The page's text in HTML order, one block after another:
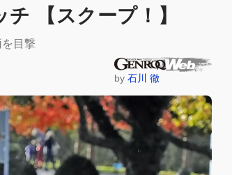
【スクープ！】
を目撃
by 石川 徹